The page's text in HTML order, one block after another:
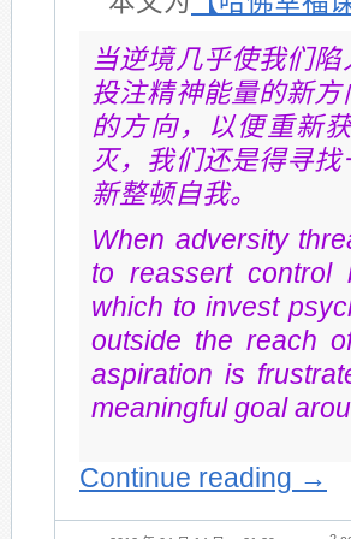
当逆境几乎使我们
投注精神能量的新
的方向，以便重新
灭，我们还是得寻
新整顿自我。
When adversity
to reassert
which to invest
outside the reach
aspiration is
meaningful goal
Continue reading →